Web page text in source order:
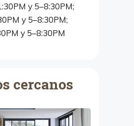
y 5–8:30PM;
y 5–8:30PM;
y 5–8:30PM
cercanos